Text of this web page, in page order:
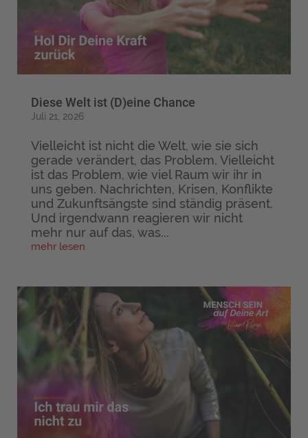
Diese Welt ist (D)eine Chance
Juli 21, 2026
Vielleicht ist nicht die Welt, wie sie sich
gerade verändert, das Problem. Vielleicht
ist das Problem, wie viel Raum wir ihr in
uns geben. Nachrichten, Krisen, Konflikte
und Zukunftsängste sind ständig präsent.
Und irgendwann reagieren wir nicht
mehr nur auf das, was...
mehr lesen